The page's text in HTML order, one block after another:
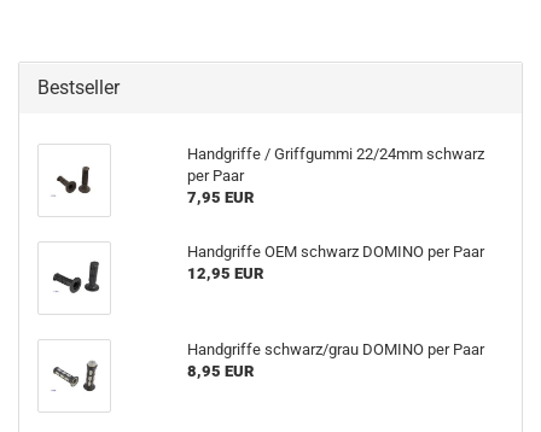
Bestseller
Handgriffe / Griffgummi 22/24mm schwarz
per Paar
7,95 EUR
Handgriffe OEM schwarz DOMINO per Paar
12,95 EUR
Handgriffe schwarz/grau DOMINO per Paar
8,95 EUR